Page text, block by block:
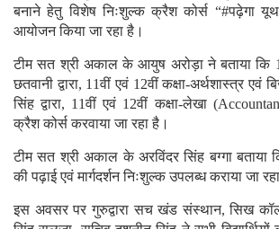
बनाने हेतु विशेष निःशुल्क क्रैश कोर्स “#पढ़ेगा
आयोजन किया जा रहा है।
टीम सत श्री अकाल के आयुष अरोड़ा ने बताया कि
छतवानी द्वारा, 11वीं एवं 12वीं कक्षा-अर्थशास्त्र एवं
सिंह द्वारा, 11वीं एवं 12वीं कक्षा-लेखा
क्रैश कोर्स करवाया जा रहा है।
टीम सत श्री अकाल के अरविंदर सिंह बग्गा बताया
की पढ़ाई एवं मार्गदर्शन निःशुल्क उपलब्ध कराया जा
इस अवसर पर गुरुद्वारा सच खंड संस्थान, सिख